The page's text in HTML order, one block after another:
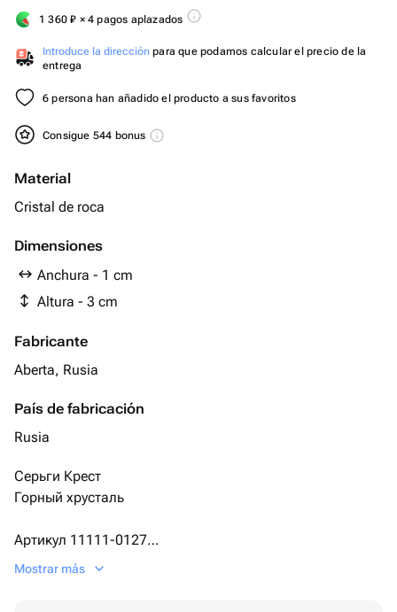
1 360₽ × 4 pagos aplazados
Introduce la dirección para que podamos calcular el precio de la
entrega
6 persona han añadido el producto a sus favoritos
Consigue 544 bonus
Material
Cristal de roca
Dimensiones
Anchura - 1 cm
Altura - 3 cm
Fabricante
Aberta, Rusia
País de fabricación
Rusia
Серьги Крест
Горный хрусталь
Артикул 11111-0127
Цена 6400 руб.
Mostrar más